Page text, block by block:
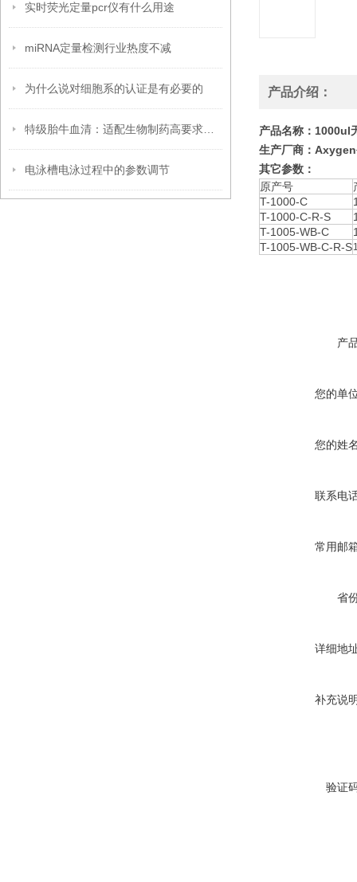
实时荧光定量pcr仪有什么用途
miRNA定量检测行业热度不减
为什么说对细胞系的认证是有必要的
电泳槽电泳过程中的参数调节
产品介绍：
产品名称：1000ul
生产厂商：
其它参数：
原产号
T-1000-C
T-1000-C-R-S
T-1005-WB-C
T-1005-WB-C-R-S
产
您的单
您的姓
联系电
常用邮
省
详细地
补充说
验证